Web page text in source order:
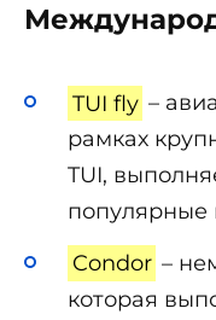
TUI fly –
рамках
TUI,
популярные
Condor –
которая